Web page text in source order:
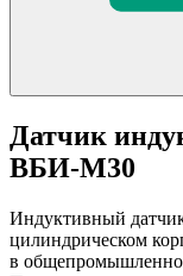
Датчик
ВБИ-М30
Индуктивный
цилиндрическом
в